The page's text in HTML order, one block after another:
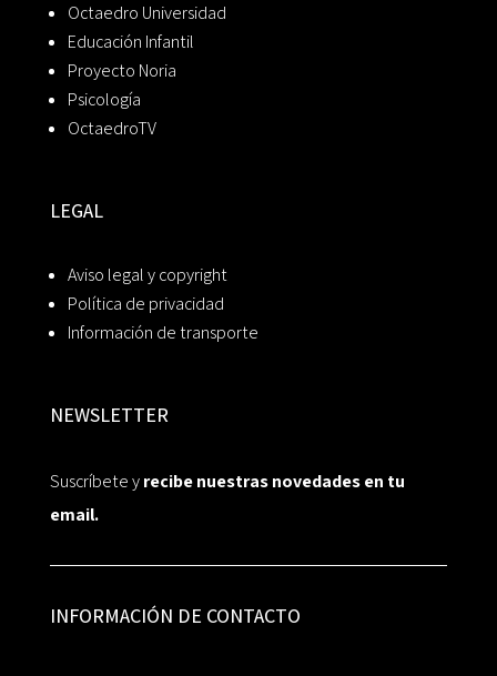
Octaedro Universidad
Educación Infantil
Proyecto Noria
Psicología
OctaedroTV
LEGAL
Aviso legal y copyright
Política de privacidad
Información de transporte
NEWSLETTER
Suscríbete yrecibe nuestras novedades en tu
email.
INFORMACIÓN DE CONTACTO